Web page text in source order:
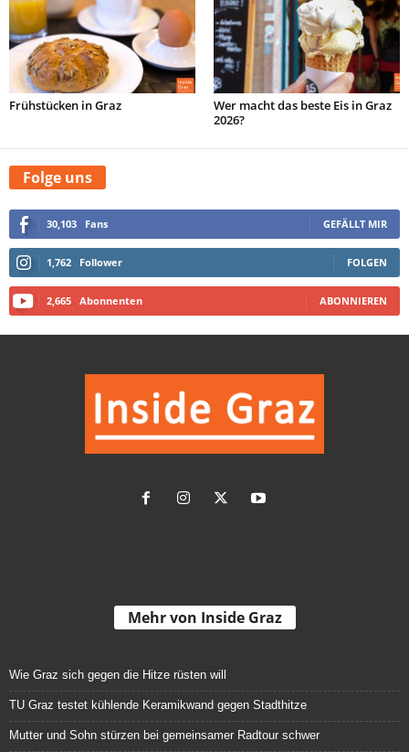
Frühstücken in Graz
Wer macht das beste Eis in Graz
2026?
Folge uns
30,103 Fans GEFÄLLT MIR
1,762 Follower FOLGEN
2,665 Abonnenten ABONNIEREN
Mehr von Inside Graz
Wie Graz sich gegen die Hitze rüsten will
TU Graz testet kühlende Keramikwand gegen Stadthitze
Mutter und Sohn stürzen bei gemeinsamer Radtour schwer